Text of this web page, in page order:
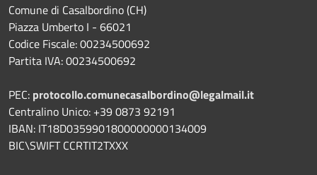
Comune di Casalbordino (CH)
Piazza Umberto I - 66021
Codice Fiscale: 00234500692
Partita IVA: 00234500692
PEC: protocollo.comunecasalbordino@legalmail.it
Centralino Unico: +39 0873 92191
IBAN: IT18D0359901800000000134009
BIC\SWIFT CCRTIT2TXXX